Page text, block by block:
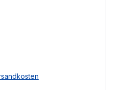
– der Stoff ist
besser gegen